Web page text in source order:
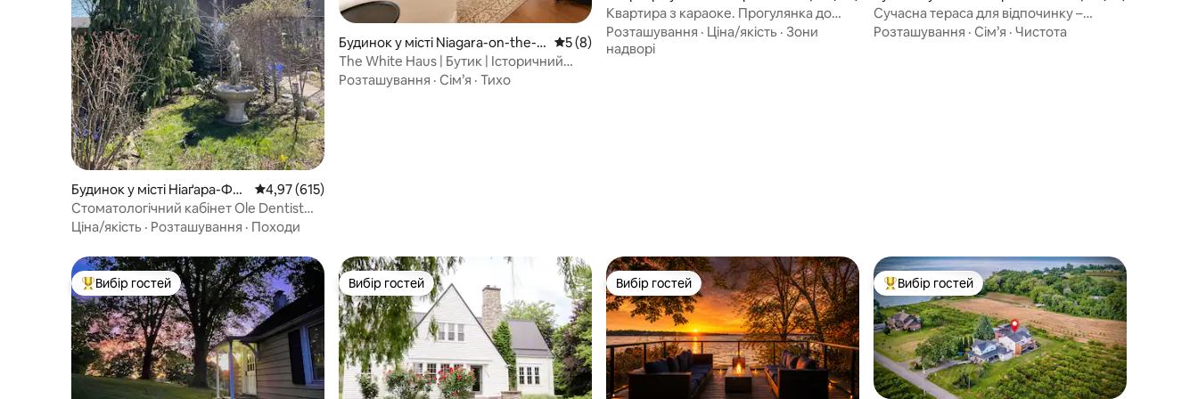
Будинок у місті Ніаґара-Фо
ллс
Середня оцінка: 4,97 з 5, відгуки: 615
4,97 (615)
Стоматологічний кабінет Ole Dentist
Office в історичному будинку Huron
Ціна/якість · Розташування · Походи
Будинок у місті Niagara-on-the-L
ake
Середня оцінка: 5 з 5, відгуки: 8
5 (8)
The White Haus | Бутик | Історичний
парк | Винзавод
Розташування · Сім’я · Тихо
ллс
Квартира з караоке. Прогулянка до
водоспаду, співи всю ніч
Розташування · Ціна/якість · Зони
надворі
лс
Сучасна тераса для відпочинку –
4 хвилини до водоспаду –
Розташування · Сім’я · Чистота
Топ вибір гостей
Вибір гостей Вибір гостей
Вибір гостей Вибір гостей
Вибір гостей Топ вибір гостей
Вибір гостей